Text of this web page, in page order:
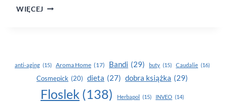
WIĘCEJ WOOL
anti-aging (15) Aroma Home (17) Bandi (29) buty (15) Caudalie (16)
Cosmepick (20) dieta (27) dobra książka (29)
Floslek (138) Herbapol (15) INVEO (14)